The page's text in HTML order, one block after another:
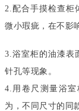
2.配合手摸检查柜
微小瑕疵，在不影
3.浴室柜的油漆表
针孔等现象。
4.用卷尺测量浴
为，不同尺寸的同